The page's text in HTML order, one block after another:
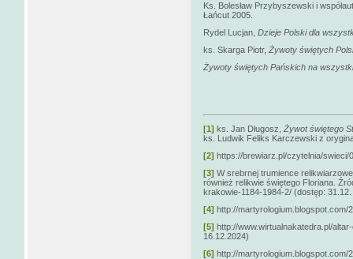
Ks. Bolesław Przybyszewski i
Łańcut 2005.
Rydel Lucjan, Dzieje Polski dla
ks. Skarga Piotr, Żywoty świętych
Żywoty świętych Pańskich na
[1] ks. Jan Długosz, Żywot świętego
ks. Ludwik Feliks Karczewski z
[2] https://brewiarz.pl/czytelnia/swieci/
[3] W srebrnej trumience
również relikwie świętego Floriana.
krakowie-1184-1984-2/ (dostęp: 31.12.
[4] http://martyrologium.blogspot.com/
[5] http://www.wirtualnakatedra.pl/
16.12.2024)
[6] http://martyrologium.blogspot.com/